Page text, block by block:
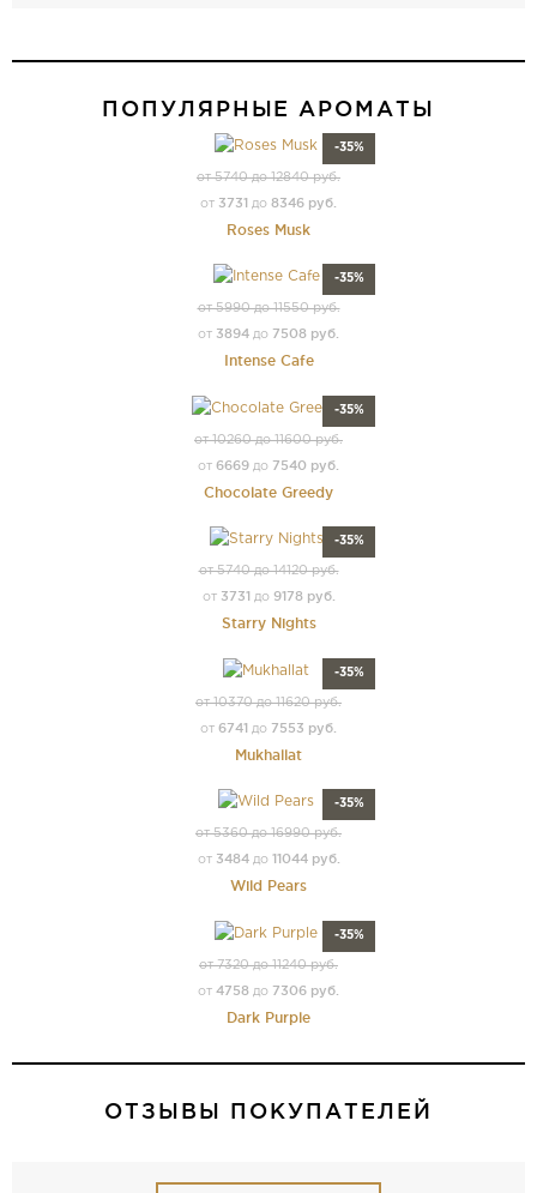
ПОПУЛЯРНЫЕ АРОМАТЫ
-35%
от 5740 до 12840 руб.
от 3731 до 8346 руб.
Roses Musk
-35%
от 5990 до 11550 руб.
от 3894 до 7508 руб.
Intense Cafe
-35%
от 10260 до 11600 руб.
от 6669 до 7540 руб.
Chocolate Greedy
-35%
от 5740 до 14120 руб.
от 3731 до 9178 руб.
Starry Nights
-35%
от 10370 до 11620 руб.
от 6741 до 7553 руб.
Mukhallat
-35%
от 5360 до 16990 руб.
от 3484до 11044 руб.
Wild Pears
-35%
от 7320 до 11240 руб.
от 4758 до 7306 руб.
Dark Purple
ОТЗЫВЫ ПОКУПАТЕЛЕЙ